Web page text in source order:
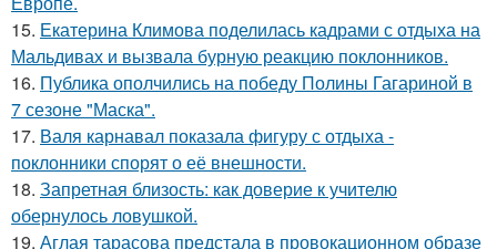
15. Екатерина Климова поделилась кадрами с отдыха на
Мальдивах и вызвала бурную реакцию поклонников.
16. Публика ополчились на победу Полины Гагариной в
7 сезоне "Маска".
17. Валя карнавал показала фигуру с отдыха -
поклонники спорят о её внешности.
18. Запретная близость: как доверие к учителю
обернулось ловушкой.
19. Аглая тарасова предстала в провокационном образе